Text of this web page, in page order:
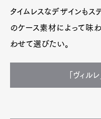
タイムレスなデザインもス
のケース素材によって味
わせて選びたい。
「ヴィル